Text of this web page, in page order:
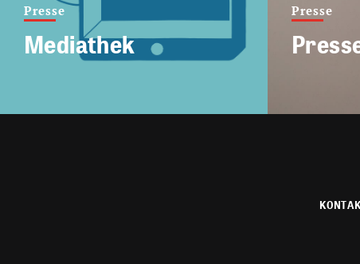
Presse
Mediathek
Presse